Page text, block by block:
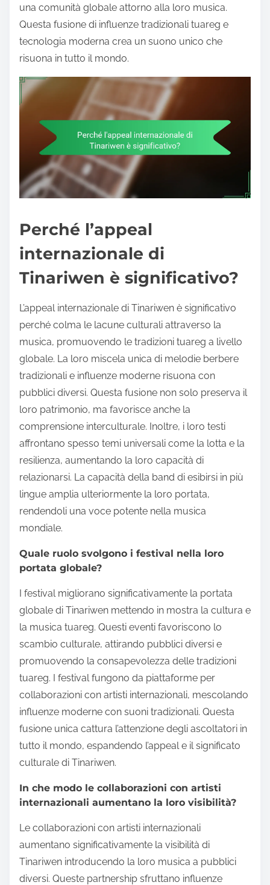
una comunità globale attorno alla loro musica.
Questa fusione di influenze tradizionali tuareg e
tecnologia moderna crea un suono unico che
risuona in tutto il mondo.
Perché l’appeal
internazionale di
Tinariwen è significativo?
L’appeal internazionale di Tinariwen è significativo
perché colma le lacune culturali attraverso la
musica, promuovendo le tradizioni tuareg a livello
globale. La loro miscela unica di melodie berbere
tradizionali e influenze moderne risuona con
pubblici diversi. Questa fusione non solo preserva il
loro patrimonio, ma favorisce anche la
comprensione interculturale. Inoltre, i loro testi
affrontano spesso temi universali come la lotta e la
resilienza, aumentando la loro capacità di
relazionarsi. La capacità della band di esibirsi in più
lingue amplia ulteriormente la loro portata,
rendendoli una voce potente nella musica
mondiale.
Quale ruolo svolgono i festival nella loro
portata globale?
I festival migliorano significativamente la portata
globale di Tinariwen mettendo in mostra la cultura e
la musica tuareg. Questi eventi favoriscono lo
scambio culturale, attirando pubblici diversi e
promuovendo la consapevolezza delle tradizioni
tuareg. I festival fungono da piattaforme per
collaborazioni con artisti internazionali, mescolando
influenze moderne con suoni tradizionali. Questa
fusione unica cattura l’attenzione degli ascoltatori in
tutto il mondo, espandendo l’appeal e il significato
culturale di Tinariwen.
In che modo le collaborazioni con artisti
internazionali aumentano la loro visibilità?
Le collaborazioni con artisti internazionali
aumentano significativamente la visibilità di
Tinariwen introducendo la loro musica a pubblici
diversi. Queste partnership sfruttano influenze